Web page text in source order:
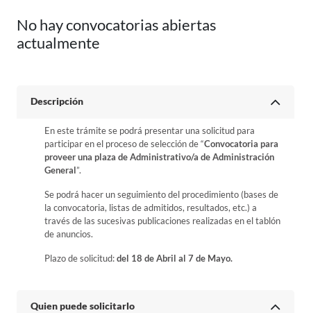
No hay convocatorias abiertas
actualmente
Descripción
En este trámite se podrá presentar una solicitud para
participar en el proceso de selección de “Convocatoria para
proveer una plaza de Administrativo/a de Administración
General”.
Se podrá hacer un seguimiento del procedimiento (bases de
la convocatoria, listas de admitidos, resultados, etc.) a
través de las sucesivas publicaciones realizadas en el tablón
de anuncios.
Plazo de solicitud:del 18 de Abril al 7 de Mayo.
Quien puede solicitarlo